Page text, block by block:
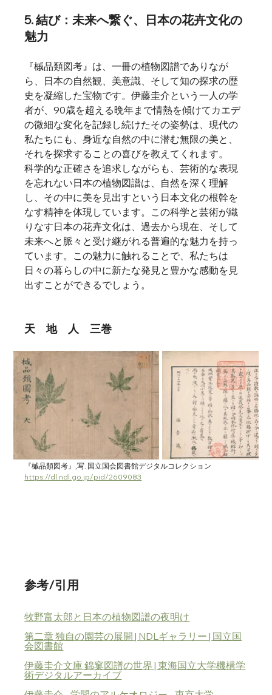
5. 結び：未来へ繋ぐ、日本の花卉文化の
魅力
『槭品類図考』は、一冊の植物図譜でありなが
ら、日本の自然観、美意識、そして知の探求の歴
史を凝縮した宝物です。伊藤圭介という一人の学
者が、90歳を超える晩年まで情熱を傾けてカエデ
の微細な変化を記録し続けたその姿勢は、現代の
私たちにも、身近な自然の中に潜む無限の美と、
それを探求することの喜びを教えてくれます。
科学的な正確さを追求しながらも、芸術的な表現
を忘れない日本の植物図譜は、自然を深く理解
し、その中に美を見出すという日本文化の根幹を
なす精神を体現しています。この科学と芸術が織
りなす日本の花卉文化は、過去から現在、そして
未来へと脈々と受け継がれる普遍的な魅力を持っ
ています。この魅力に触れることで、私たちは
日々の暮らしの中に新たな発見と豊かな感動を見
出すことができるでしょう。
天　地　人　三巻
『槭品類図考』,写. 国立国会図書館デジタルコレクション
https://dl.ndl.go.jp/pid/2609083
参考/引用
牧野富太郎と日本の植物図譜の夜明け
第二章 独自の園芸の展開 | NDLギャラリー | 国立国
会図書館
伊藤圭介文庫 錦窠図譜の世界 | 東海国立大学機構学
術デジタルアーカイブ